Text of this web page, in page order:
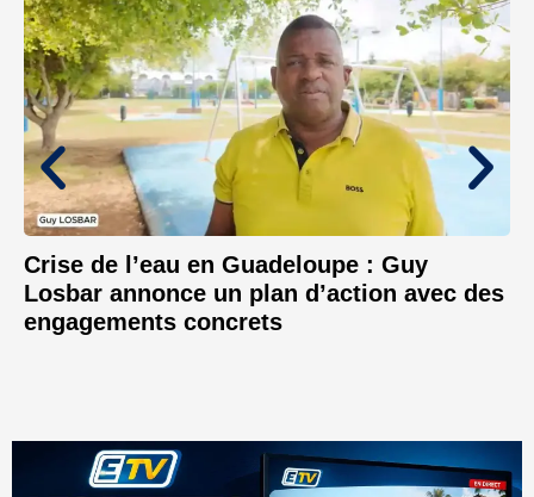
Crise de l’eau en Guadeloupe : Guy
Losbar annonce un plan d’action avec des
engagements concrets